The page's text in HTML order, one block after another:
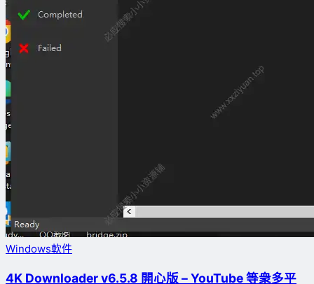
Windows軟件
4K Downloader v6.5.8 開心版 – YouTube 等衆多平